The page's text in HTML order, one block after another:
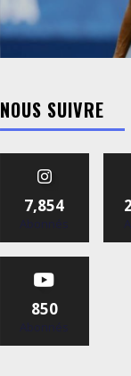
NOUS SUIVRE
7,854
Abonnés
850
Abonnés